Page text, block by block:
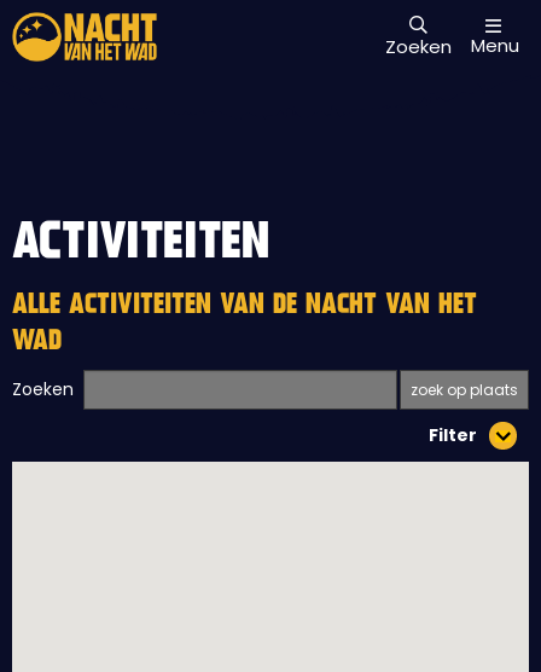
Zoeken Menu
ACTIVITEITEN
ALLE ACTIVITEITEN VAN DE NACHT VAN HET
WAD
Zoeken
Filter